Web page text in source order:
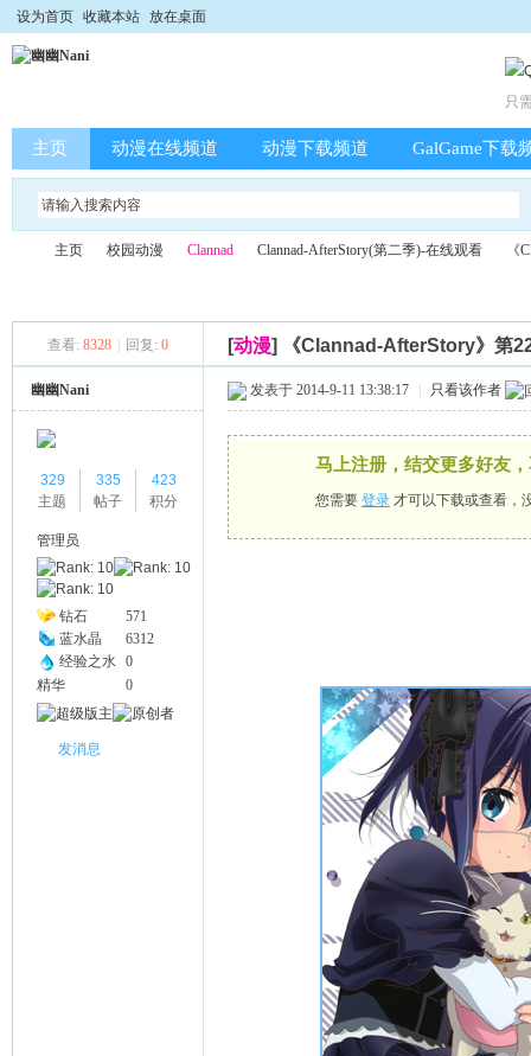
设为首页 收藏本站 放在桌面
只
主页 动漫在线频道 动漫下载频道 GalGame下载
主页
›
校园动漫
›
Clannad
›
Clannad-AfterStory(第二季)-在线观看
›
《
查看: 8328 回复: 0 [动漫] 《Clannad-AfterStory》第
幽幽Nani
329
主题
335
帖子
423
积分
管理员
钻石
571
蓝水晶
6312
经验之水 0
精华
0
发消息
发表于 2014-9-11 13:38:17 只看该作者
马上注册，结交更多好友
您需要 登录 才可以下载或查看，